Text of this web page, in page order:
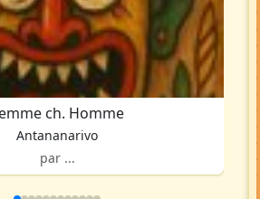
ch. Homme
Antananarivo
par ...